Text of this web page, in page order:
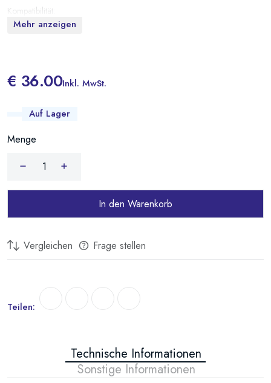
Kompatibilität:
Abgasen aus Ihrem TTulpe-Durchlauferhitzer und sorgt für eine
zuverlässige und langlebige Installation.
Mehr anzeigen
€ 36.00Inkl. MwSt.
Auf Lager
Menge
In den Warenkorb
Vergleichen Frage stellen
Teilen:
Technische Informationen
Sonstige Informationen